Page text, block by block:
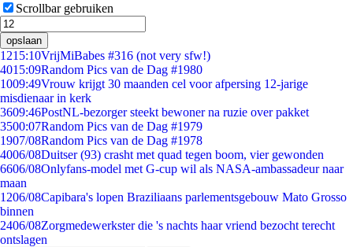
Scrollbar gebruiken
opslaan
1215:10VrijMiBabes #316 (not very sfw!)
4015:09Random Pics van de Dag #1980
1009:49Vrouw krijgt 30 maanden cel voor afpersing 12-jarige
misdienaar in kerk
3609:46PostNL-bezorger steekt bewoner na ruzie over pakket
3500:07Random Pics van de Dag #1979
1907/08Random Pics van de Dag #1978
4006/08Duitser (93) crasht met quad tegen boom, vier gewonden
6606/08Onlyfans-model met G-cup wil als NASA-ambassadeur naar
maan
1206/08Capibara's lopen Braziliaans parlementsgebouw Mato Grosso
binnen
2406/08Zorgmedewerkster die 's nachts haar vriend bezocht terecht
ontslagen